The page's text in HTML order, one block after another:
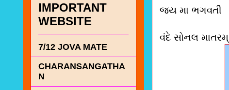
જય મા ભગવતી
વંદે સોનલ માતરમ્
IMPORTANT
WEBSITE
7/12 JOVA MATE
CHARANSANGATHA
N